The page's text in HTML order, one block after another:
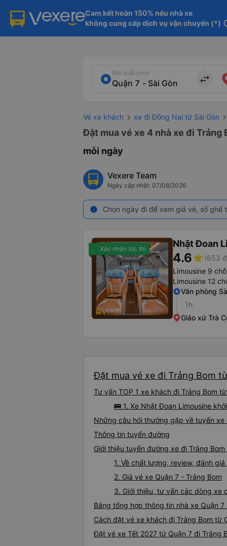
Cam kết hoàn 150% nếu nhà xe
không cung cấp dịch vụ vận chuyển (*)
Nơi xuất phát
import_export
Vé xe khách xe đi Đồng Nai từ Sài Gòn
Đặt mua vé xe 4 nhà xe đi
mỗi ngày
Vexere Team
Ngày cập nhật: 07/08/2026
info Chọn ngày đi để xem giá vé, số
Xác nhận tức thì Nhật Đoan
4.6star (653
Limousine 9 chỗ
Limousine 12
Văn phòng
1h
Giáo xứ Trà
Đặt mua vé xe đi Trảng Bom
Tư vấn TOP 1 xe khách đi Trảng Bom
🚌 1. Xe Nhật Đoan Limousine
Những câu hỏi thường gặp về tuyến xe
Thông tin tuyến đường
Giới thiệu tuyến đường xe đi Trảng
1. Về chất lượng, review, đánh
2. Giá vé xe Quận 7 - Trảng Bom
3. Giới thiệu, tư vấn các dòng xe
Bảng tổng hợp thông tin nhà xe Quận 7
Cách đặt vé xe khách đi Trảng Bom từ
Đặt vé xe Tết 2027 từ Quận 7 đi Trảng